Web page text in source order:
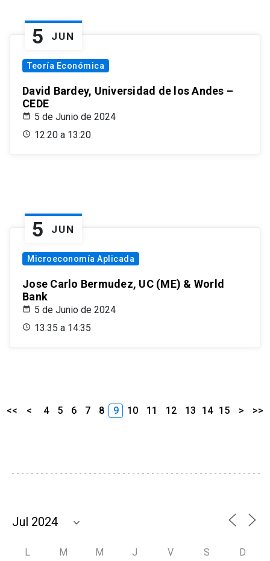
5 JUN
Teoría Económica
David Bardey, Universidad de los Andes –
CEDE
5 de Junio de 2024
12:20 a 13:20
5 JUN
Microeconomía Aplicada
Jose Carlo Bermudez, UC (ME) & World
Bank
5 de Junio de 2024
13:35 a 14:35
<< < 4 5 6 7 8 9 10 11 12 13 14 15 > >>
L M M J V S D